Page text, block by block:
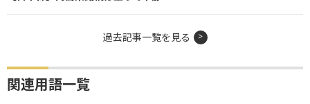
過去記事一覧を見る
関連用語一覧